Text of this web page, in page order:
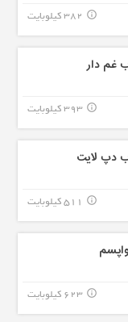
382 کیلوبایت info_outline
غم دار
393 کیلوبایت info_outline
دپ لایت
511 کیلوبایت info_outline
623 کیلوبایت info_outline